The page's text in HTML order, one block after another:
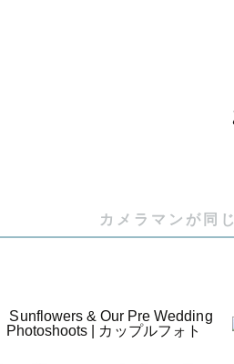
■今が愛おしくなる
望などなんでもお気
◾️得意なジャンル、
カメラマンが同じ